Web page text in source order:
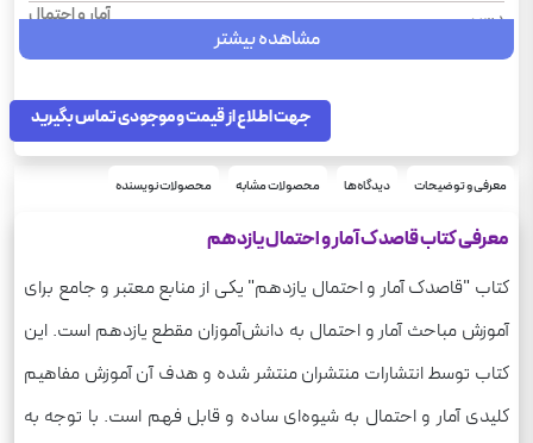
درس
آمار و احتمال
شومیز
تعداد صفحه
48
وزن
مشاهده بیشتر
جهت اطلاع از قیمت و موجودی تماس بگیرید
معرفی و توضیحات دیدگاه‌ها محصولات مشابه محصولات نویسنده
معرفی کتاب قاصدک آمار و احتمال یازدهم
کتاب "قاصدک آمار و احتمال یازدهم" یکی از منابع معتبر و جامع برای
آموزش مباحث آمار و احتمال به دانش‌آموزان مقطع یازدهم است. این
کتاب توسط انتشارات منتشران منتشر شده و هدف آن آموزش مفاهیم
کلیدی آمار و احتمال به شیوه‌ای ساده و قابل فهم است. با توجه به